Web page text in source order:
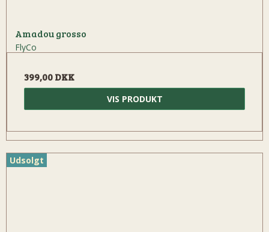
Amadou grosso
FlyCo
399,00 DKK
VIS PRODUKT
Udsolgt